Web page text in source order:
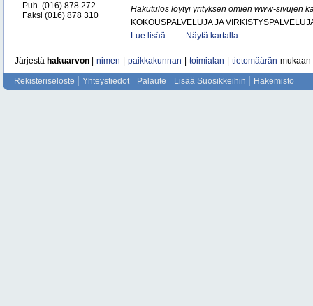
Puh. (016) 878 272
Faksi (016) 878 310
Hakutulos löytyi yrityksen omien www-sivujen
KOKOUSPALVELUJA JA
Lue lisää..
Näytä kartalla
Järjestä hakuarvon nimen paikkakunnan toimialan tietomäärän mukaan
Rekisteriseloste Yhteystiedot Palaute Lisää Suosikkeihin Hakemisto